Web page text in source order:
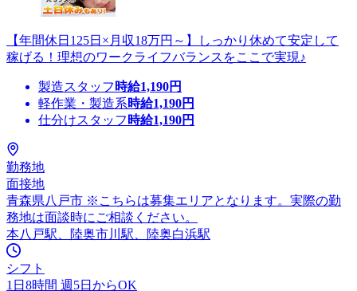
【年間休日125日×月収18万円～】しっかり休めて安定して
稼げる！理想のワークライフバランスをここで実現♪
製造スタッフ 時給1,190円
軽作業・製造系時給1,190円
仕分けスタッフ 時給1,190円
勤務地
面接地
青森県八戸市 ※こちらは募集エリアとなります。実際の勤
務地は面談時にご相談ください。
本八戸駅、陸奥市川駅、陸奥白浜駅
シフト
1日8時間 週5日からOK